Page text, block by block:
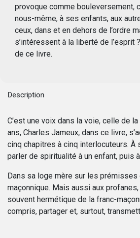
provoque comme bouleversement,
nous-même, à ses enfants, aux
ceux, dans et en dehors de l’ordre
s’intéressent à la liberté de l’esprit
de ce livre.
Description
C’est une voix dans la voie, celle de
ans, Charles Jameux, dans ce livre,
cinq chapitres à cinq interlocuteurs. À
parler de spiritualité à un enfant, puis
Dans sa loge mère sur les prémisses
maçonnique. Mais aussi aux
souvent hermétique de la franc-
compris, partager et, surtout,